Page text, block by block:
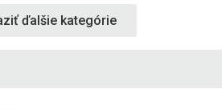
ďalšie kategórie